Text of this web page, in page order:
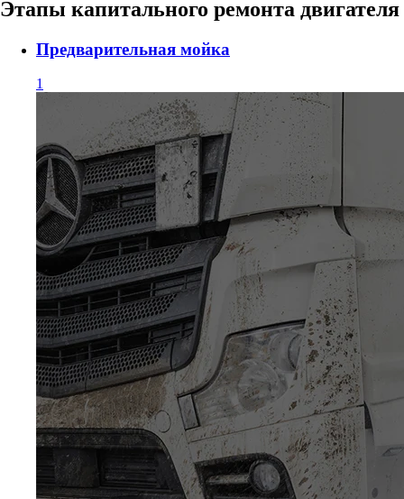
Этапы капитального ремонта двигателя
Предварительная мойка
1